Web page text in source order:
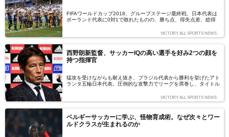
FIFAワールドカップ2018、グループステージ最終戦、日本代表は
ポーランド代表に0対1で敗れたものの、勝ち点、得失点差、総得
トーナメント進出を決めた。だが、この試合における日本代表のプ
レーについては、国内外でも賛否が分かれている。「プロフェッシ
クションライターの藤江直人氏に執筆をお願いしました。（文＝藤
江直人）
VICTORY ALL SPORTS NEWS
西野朗新監督、サッカーIQの高い選手を好み2つの顔を
持つ指揮官
猛攻を受けながらも耐え抜き、ブラジル代表から勝利を挙げたアト
ランタ五輪日本代表。圧倒的な攻撃力でリーグを席巻し、タイトル
ムは対照的な顔を見せている。ヴァイッド・ハリルホジッチ監督の
解任を受け、ロシアW杯で日本代表を率いることとなった日本人監
その一挙手一投足を見続けてきた下薗昌記さんに、新たな日本代表
監督について執筆をお願いした。（文＝下薗昌記）
VICTORY ALL SPORTS NEWS
ベルギーサッカーに学ぶ、怪物育成術。なぜ次々とワー
ルドクラスが生まれるのか